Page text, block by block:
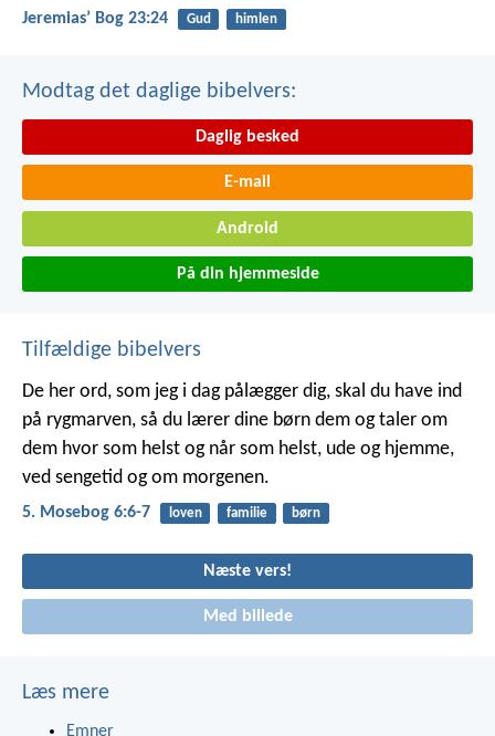
Jeremiasʼ Bog 23:24 Gud himlen
Modtag det daglige bibelvers:
Daglig besked
E-mail
Android
På din hjemmeside
Tilfældige bibelvers
De her ord, som jeg i dag pålægger dig, skal du have ind
på rygmarven, så du lærer dine børn dem og taler om
dem hvor som helst og når som helst, ude og hjemme,
ved sengetid og om morgenen.
5. Mosebog 6:6-7 loven familie børn
Næste vers!
Med billede
Læs mere
Emner